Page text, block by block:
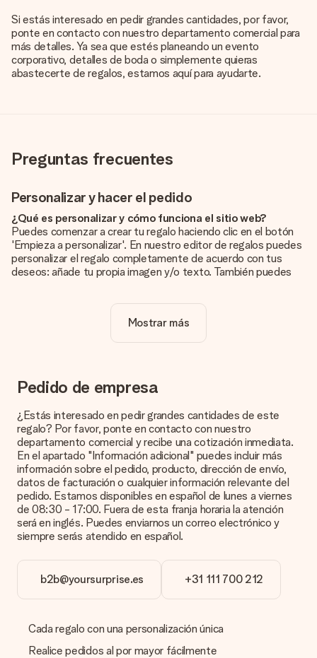
Si estás interesado en pedir grandes cantidades, por favor,
ponte en contacto con nuestro departamento comercial para
más detalles. Ya sea que estés planeando un evento
corporativo, detalles de boda o simplemente quieras
abastecerte de regalos, estamos aquí para ayudarte.
Preguntas frecuentes
Personalizar y hacer el pedido
¿Qué es personalizar y cómo funciona el sitio web?
Puedes comenzar a crear tu regalo haciendo clic en el botón
'Empieza a personalizar'. En nuestro editor de regalos puedes
personalizar el regalo completamente de acuerdo con tus
deseos: añade tu propia imagen y/o texto. También puedes
¿La personalización está incluida en el precio?
El precio que se muestra en el sitio web incluye la
¿Cómo puedo saber si mi imagen tiene la calidad
adecuada?
satisfecho con tu regalo. Por eso es importante utilizar fotos
de alta calidad. Si no estás seguro de la calidad de la imagen,
ponte en contacto con nuestro equipo de atención al cliente e
incluye la foto junto con el regalo que te interesa encargar.
Ellos podrán comprobar la calidad por ti.
¿Qué formatos puedo cargar?
Puedes carga archivos JPG y PNG en nuestro editor. ¿Es
esto demasiado técnico o tienes una imagen de un formato
diferente que te gustaría usar? Ponte en contacto con
encantados de ayudarte para que puedas crear el regalo que
deseas!
disponible?
¿Estás buscando un regalo específico o un regalo en un color
específico, pero no aparece en el sitio web? Ponte en
Mostrar más
Pedido de empresa
¿Estás interesado en pedir grandes cantidades de este
regalo? Por favor, ponte en contacto con nuestro
departamento comercial y recibe una cotización inmediata.
En el apartado "Información adicional" puedes incluir más
información sobre el pedido, producto, dirección de envío,
datos de facturación o cualquier información relevante del
pedido. Estamos disponibles en español de lunes a viernes
de 08:30 - 17:00. Fuera de esta franja horaria la atención
será en inglés. Puedes enviarnos un correo electrónico y
siempre serás atendido en español.
b2b@yoursurprise.es +31 111 700 212
Cada regalo con una personalización única
Realice pedidos al por mayor fácilmente